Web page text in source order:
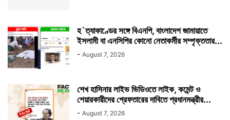
হ`ত্যাকাণ্ডের সঙ্গে বিএনপি, বাংলাদেশ জামায়াতে
ইসলামী বা এনসিপির কোনো নেতাকর্মীর সম্পৃক্ততার...
- August 7, 2026
শেখ হাসিনার লাইভ ভিডিওতে লাইক, কমেন্ট ও
শেয়ারকারীদের গ্রেফতারের দাবিতে প্রধানমন্ত্রীর...
- August 7, 2026